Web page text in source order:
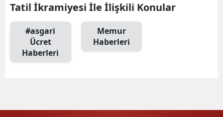
Denizli
Diyarbakır
Edirne
Erzurum
Tatil İkramiyesi İle İlişkili Konular
#asgari
Ücret
Haberleri
Memur
Haberleri